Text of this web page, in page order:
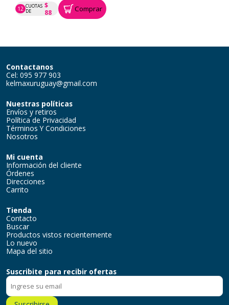
12 CUOTAS
DE
$
88
P.T.F. $ 1.055 Comprar
Contactanos
Cel: 095 977 903
kelmaxuruguay@gmail.com
Nuestras políticas
Envíos y retiros
Política de Privacidad
Términos Y Condiciones
Nosotros
Mi cuenta
Información del cliente
Órdenes
Direcciones
Carrito
Tienda
Contacto
Buscar
Productos vistos recientemente
Lo nuevo
Mapa del sitio
Suscribite para recibir ofertas